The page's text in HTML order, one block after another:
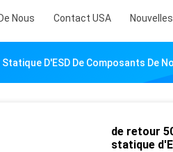
Nous Contact USA Nouvelles
D'ESD De Composants De
de retour
statique